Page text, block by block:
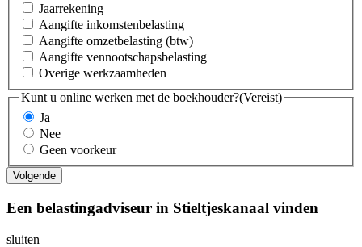
Jaarrekening
Aangifte inkomstenbelasting
Aangifte omzetbelasting (btw)
Aangifte vennootschapsbelasting
Overige werkzaamheden
Kunt u online werken met de boekhouder?(Vereist)
Ja
Nee
Geen voorkeur
Een belastingadviseur in Stieltjeskanaal vinden
sluiten